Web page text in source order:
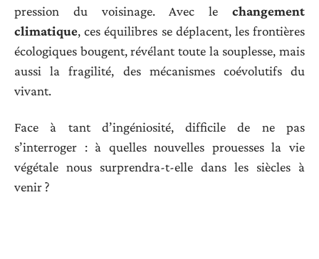
pression du voisinage. Avec le changement
climatique, ces équilibres se déplacent, les frontières
écologiques bougent, révélant toute la souplesse, mais
aussi la fragilité, des mécanismes coévolutifs du
vivant.
Face à tant d’ingéniosité, difficile de ne pas
s’interroger : à quelles nouvelles prouesses la vie
végétale nous surprendra-t-elle dans les siècles à
venir ?